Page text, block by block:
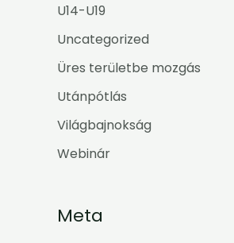
U14-U19
Uncategorized
Üres területbe mozgás
Utánpótlás
Világbajnokság
Webinár
Meta